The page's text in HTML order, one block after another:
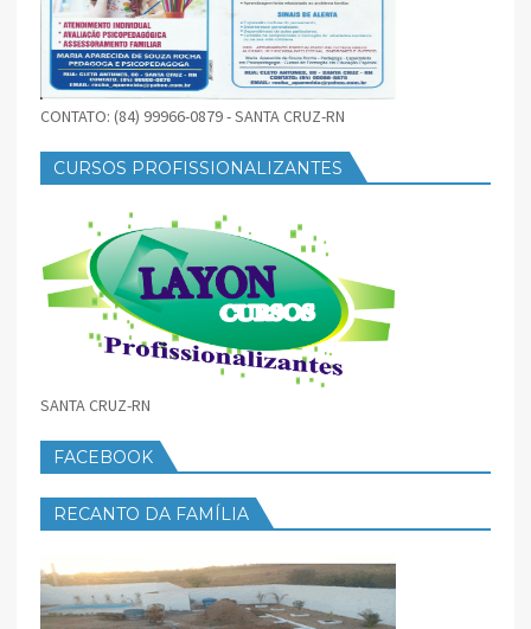
CONTATO: (84) 99966-0879 - SANTA CRUZ-RN
CURSOS PROFISSIONALIZANTES
SANTA CRUZ-RN
FACEBOOK
RECANTO DA FAMÍLIA